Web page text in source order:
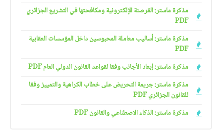
مذكرة ماستر: القرصنة الإلكترونية ومكافحتها في التشريع الجزائري
PDF
مذكرة ماستر: أساليب معاملة المحبوسين داخل المؤسسات العقابية
PDF
مذكرة ماستر: إبعاد الأجانب وفقا لقواعد القانون الدولي العام PDF
مذكرة ماستر: جريمة التحريض على خطاب الكراهية والتمييز وفقا
للقانون الجزائري PDF
مذكرة ماستر: الذكاء الاصطناعي والقانون PDF